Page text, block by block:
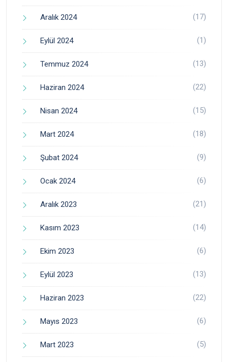
Aralık 2024 (17)
Eylül 2024 (1)
Temmuz 2024 (13)
Haziran 2024 (22)
Nisan 2024 (15)
Mart 2024 (18)
Şubat 2024 (9)
Ocak 2024 (6)
Aralık 2023 (21)
Kasım 2023 (14)
Ekim 2023 (6)
Eylül 2023 (13)
Haziran 2023 (22)
Mayıs 2023 (6)
Mart 2023 (5)